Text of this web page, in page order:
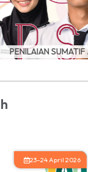
AKHIR TAHUN (P...
16 April - 17 April 2026